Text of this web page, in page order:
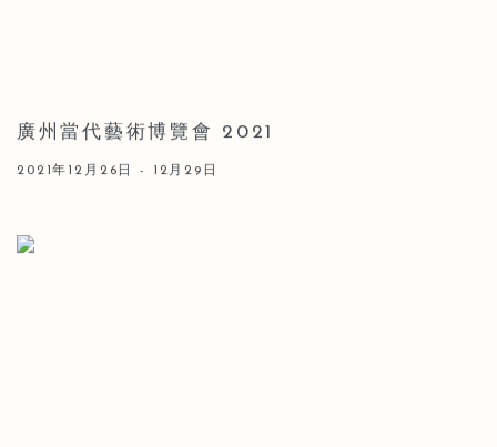
廣州當代藝術博覽會 2021
2021年12月26日 - 12月29日